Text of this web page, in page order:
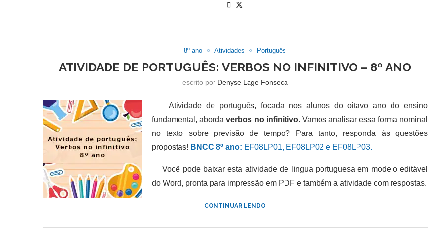
8º ano Atividades Português
ATIVIDADE DE PORTUGUÊS: VERBOS NO INFINITIVO – 8º ANO
escrito por Denyse Lage Fonseca
Atividade de português, focada nos alunos do oitavo ano do ensino
fundamental, abordaverbos no infinitivo. Vamos analisar essa forma nominal
no texto sobre previsão de tempo? Para tanto, responda às questões
propostas! BNCC 8º ano: EF08LP01, EF08LP02 e EF08LP03.
Você pode baixar esta atividade de língua portuguesa em modelo editável
do Word, pronta para impressão em PDF e também a atividade com respostas.
CONTINUAR LENDO